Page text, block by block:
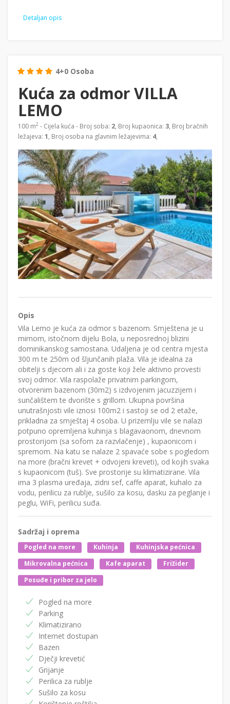
Detaljan opis
4+0 Osoba
Kuća za odmor VILLA
LEMO
100 m2 - Cijela kuća - Broj soba: 2, Broj kupaonica: 3, Broj bračnih
ležajeva: 1, Broj osoba na glavnim ležajevima: 4,
Opis
Vila Lemo je kuća za odmor s bazenom. Smještena je u
mirnom, istočnom dijelu Bola, u neposrednoj blizini
dominikanskog samostana. Udaljena je od centra mjesta
300 m te 250m od šljunčanih plaža. Vila je idealna za
obitelji s djecom ali i za goste koji žele aktivno provesti
svoj odmor. Vila raspolaže privatnim parkingom,
otvorenim bazenom (30m2) s izdvojenim jacuzzijem i
sunčalištem te dvorište s grillom. Ukupna površina
unutrašnjosti vile iznosi 100m2 i sastoji se od 2 etaže,
prikladna za smještaj 4 osoba. U prizemlju vile se nalazi
potpuno opremljena kuhinja s blagavaonom, dnevnom
prostorijom (sa sofom za razvlačenje) , kupaonicom i
spremom. Na katu se nalaze 2 spavaće sobe s pogledom
na more (bračni krevet + odvojeni kreveti), od kojih svaka
s kupaonicom (tuš). Sve prostorije su klimatizirane. Vila
ima 3 plasma uređaja, zidni sef, caffe aparat, kuhalo za
vodu, perilicu za rublje, sušilo za kosu, dasku za peglanje i
peglu, WiFi, perilicu suđa.
Sadržaj i oprema
Pogled na more Kuhinja
Kuhinjska pećnica
Mikrovalna pećnica
Kafe aparat
Frižider
Posuđe i pribor za jelo
Pogled na more
Parking
Klimatizirano
Internet dostupan
Bazen
Dječji krevetić
Grijanje
Perilica za rublje
Sušilo za kosu